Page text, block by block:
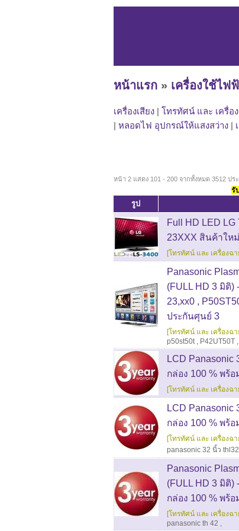
หน้าแรก » เครื่องใช้ไฟ
เครื่องเสียง | โทรทัศน์ และ เครื่อ
| หลอดไฟ อุปกรณ์ให้แสงสว่าง |
หน้า 2 แสดง 101 - 200 จากทั้งหมด 3512 ปร
รั
รูป
Full HD LED
23XXX สินค้าให
[โทรทัศน์ และ เครื่องฉา
Panasonic
(FULL HD 3 มิติ)
23,xx0 ,
ประกันศุนย์ 3
[โทรทัศน์ และ เครื่องฉา
p50st50t, P42UT50T ,
LCD Panasonic
กล่อง 100 % พร้
[โทรทัศน์ และ เครื่องฉา
LCD Panasonic
กล่อง 100 % พร้
[โทรทัศน์ และ เครื่องฉา
panasonic 32 นิ้ว
Panasonic
(FULL HD 3 มิติ)
กล่อง 100 % พร้
[โทรทัศน์ และ เครื่องฉา
panasonic th 42 ,